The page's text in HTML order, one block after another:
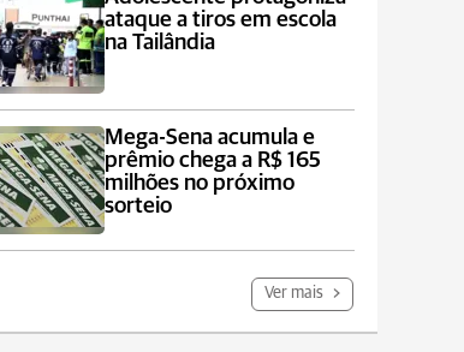
ataque a tiros em escola
na Tailândia
Mega-Sena acumula e
prêmio chega a R$ 165
milhões no próximo
sorteio
Ver mais